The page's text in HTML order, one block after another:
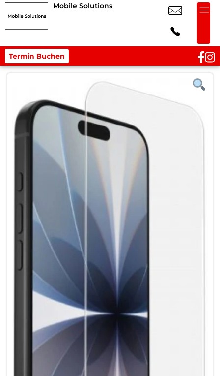
Mobile Solutions
Termin Buchen